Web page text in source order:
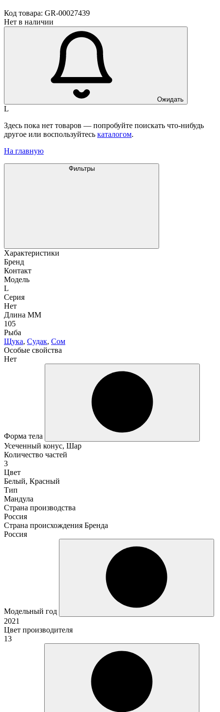
Код товара: GR-00027439
Нет в наличии
Ожидать
L
Здесь пока нет товаров — попробуйте поискать что-нибудь
другое или воспользуйтесь каталогом.
На главную
Фильтры
Характеристики
Бренд
Контакт
Модель
L
Серия
Нет
Длина ММ
105
Рыба
Щука, Судак, Сом
Особые свойства
Нет
Форма тела
Усеченный конус, Шар
Количество частей
3
Цвет
Белый, Красный
Тип
Мандула
Страна производства
Россия
Страна происхождения Бренда
Россия
Модельный год
2021
Цвет производителя
13